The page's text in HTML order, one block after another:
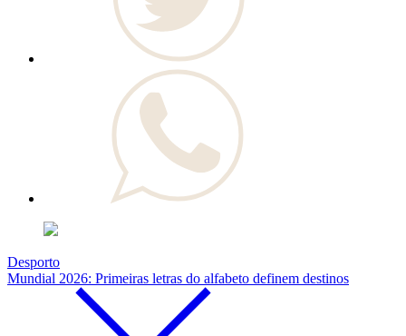
Desporto
Mundial 2026: Primeiras letras do alfabeto definem destinos